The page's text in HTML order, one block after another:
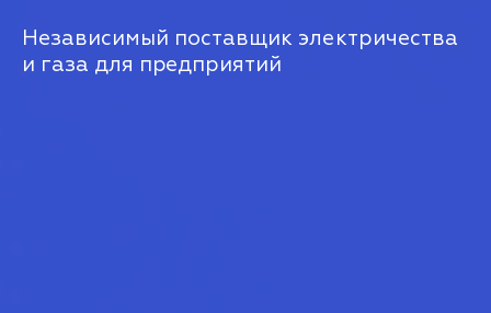
Независимый поставщик электричества
и газа для предприятий